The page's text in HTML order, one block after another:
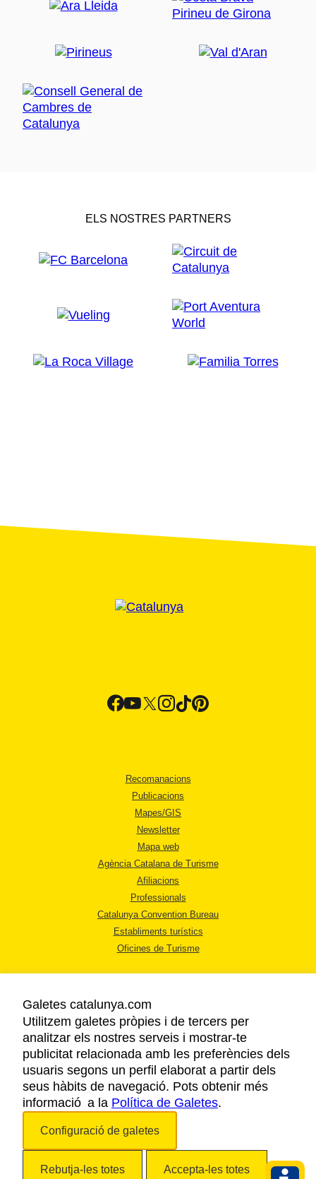
ELS NOSTRES PARTNERS
Recomanacions
Publicacions
Mapes/GIS
Newsletter
Mapa web
Agència Catalana de Turisme
Afiliacions
Professionals
Catalunya Convention Bureau
Establiments turístics
Oficines de Turisme
AVÍS LEGAL
POLÍTICA DE PRIVACITAT
COOKIES
ACCESSIBILITAT
Galetes catalunya.com
Utilitzem galetes pròpies i de tercers per
analitzar els nostres serveis i mostrar-te
publicitat relacionada amb les preferències dels
usuaris segons un perfil elaborat a partir dels
seus hàbits de navegació. Pots obtenir més
informació a la Política de Galetes.
Configuració de galetes
Rebutja-les totes Accepta-les totes